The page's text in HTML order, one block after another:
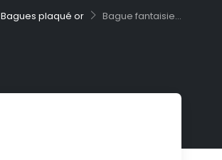
Bagues plaqué or Bague fantaisie...